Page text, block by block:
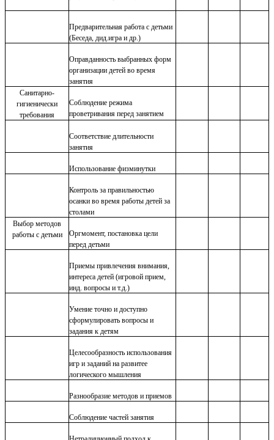
Предварительная работа с детьми
(Беседа, дид.игра и др.)
Оправданность выбранных форм
организации детей во время
занятия
Санитарно-
гигиенически
требования
Соблюдение режима
проветривания перед занятием
Соответствие длительности
занятия
Использование физминутки
Контроль за правильностью
осанки во время работы детей за
столами
Выбор методов
работы с детьми
Оргмомент, постановка цели
перед детьми
Приемы привлечения внимания,
интереса детей (игровой прием,
инд. вопросы и т.д.)
Умение точно и доступно
сформулировать вопросы и
задания к детям
Целесообразность использования
игр и заданий на развитее
логического мышления
Разнообразие методов и приемов
Соблюдение частей занятия